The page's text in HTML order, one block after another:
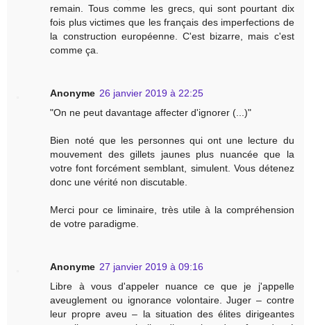
remain. Tous comme les grecs, qui sont pourtant dix
fois plus victimes que les français des imperfections de
la construction européenne. C'est bizarre, mais c'est
comme ça.
Anonyme 26 janvier 2019 à 22:25
"On ne peut davantage affecter d'ignorer (...)"
Bien noté que les personnes qui ont une lecture du
mouvement des gillets jaunes plus nuancée que la
votre font forcément semblant, simulent. Vous détenez
donc une vérité non discutable.
Merci pour ce liminaire, très utile à la compréhension
de votre paradigme.
Anonyme 27 janvier 2019 à 09:16
Libre à vous d'appeler nuance ce que je j'appelle
aveuglement ou ignorance volontaire. Juger – contre
leur propre aveu – la situation des élites dirigeantes